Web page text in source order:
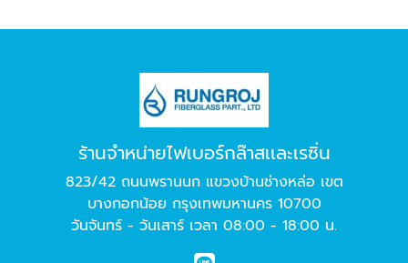
ร้านจำหน่ายไฟเบอร์กล๊าสเเละเรซิ่น
823/42 ถนนพรานนก แขวงบ้านช่างหล่อ เขต
บางกอกน้อย กรุงเทพมหานคร 10700
วันจันทร์ - วันเสาร์ เวลา 08:00 - 18:00 น.